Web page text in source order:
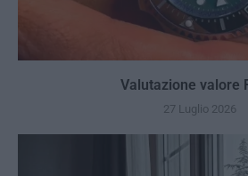
Valutazione valore
27 Luglio 2026